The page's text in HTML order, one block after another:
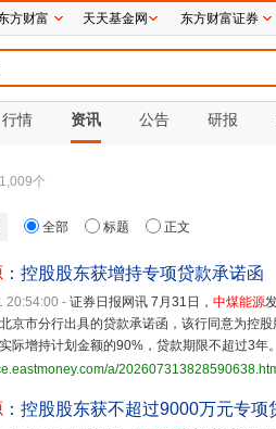
行情 资讯 公告 研报
1,009个
全部 标题 正文
：控股股东获增持专项贷款承诺函
20:54:00 - 证券日报网讯 7月31日， 中煤能源
京市分行出具的贷款承诺函，该行同意为控
际增持计划金额的90%，贷款期限不超过3年。
a/
：控股股东获不超过9000万元专项
方财富 天天基金网 东方财富证券